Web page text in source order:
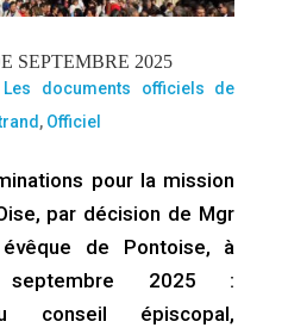
SEPTEMBRE 2025
Les documents officiels de
, Officiel
pour la mission
par décision de Mgr
évêque de Pontoise, à
2025 :
conseil épiscopal,